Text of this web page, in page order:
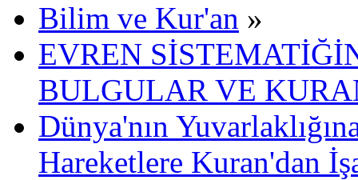
Bilim ve Kur'an »
EVREN
BULGULAR VE
Dünya'nın
Hareketlere Kuran'dan